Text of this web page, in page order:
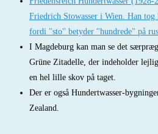
Friedrich Stowasser i Wien. Han tog
fordi "sto" betyder "hundrede" på
I Magdeburg kan man se det
Grüne Zitadelle, der indeholder
en hel lille skov på taget.
Der er også Hundertwasser-
Zealand.